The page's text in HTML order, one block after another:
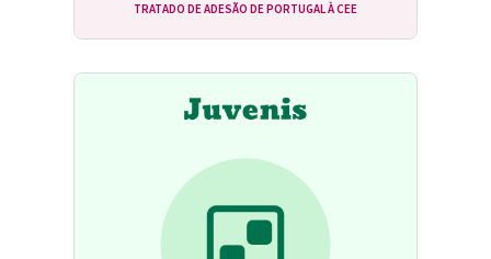
TRATADO DE ADESÃO DE PORTUGAL À CEE